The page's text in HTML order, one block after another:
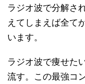
ラジオ波で分解さ
えてしまえば全て
います。
ラジオ波で痩せた
流す。この最強コ